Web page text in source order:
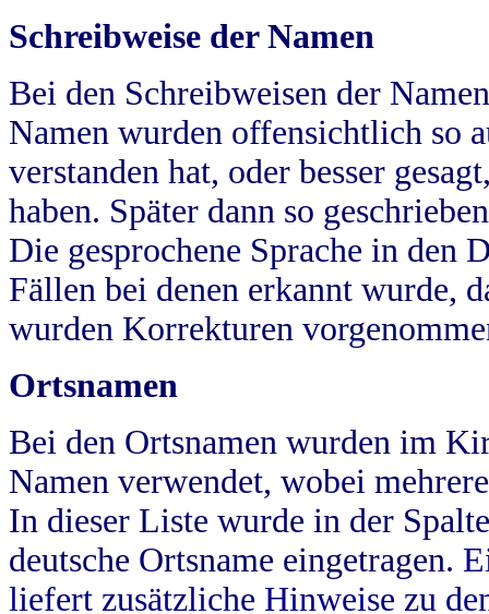
Schreibweise der Namen
Bei den Schreibweisen der
Namen wurden offensichtlich so
verstanden hat, oder besser
haben. Später dann so
Die gesprochene Sprache in
Fällen bei denen erkannt wurde,
wurden Korrekturen
Ortsnamen
Bei den Ortsnamen wurden im
Namen verwendet, wobei
In dieser Liste wurde in der
deutsche Ortsname eingetragen.
liefert zusätzliche Hinweise zu